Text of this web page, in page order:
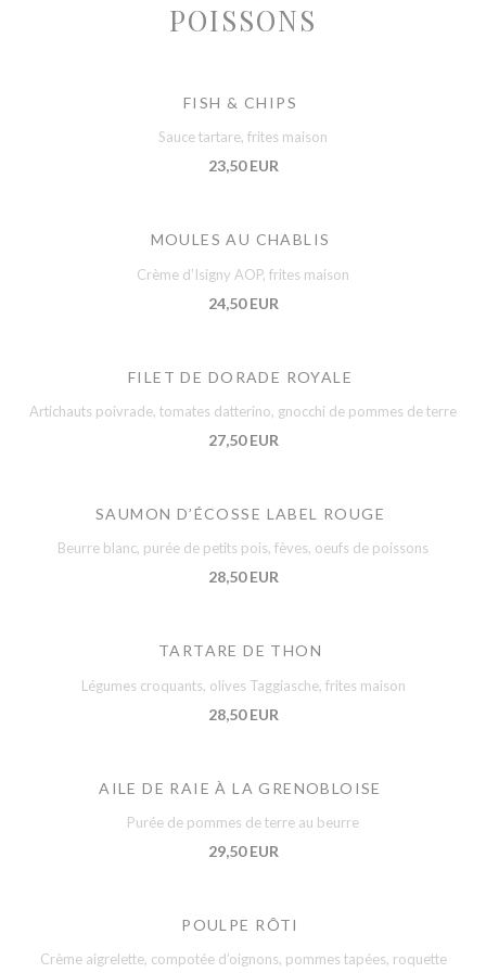
POISSONS
FISH & CHIPS
Sauce tartare, frites maison
23,50 EUR
MOULES AU CHABLIS
Crème d’Isigny AOP, frites maison
24,50 EUR
FILET DE DORADE ROYALE
Artichauts poivrade, tomates datterino, gnocchi de pommes de terre
27,50 EUR
SAUMON D’ÉCOSSE LABEL ROUGE
Beurre blanc, purée de petits pois, fèves, oeufs de poissons
28,50 EUR
TARTARE DE THON
Légumes croquants, olives Taggiasche, frites maison
28,50 EUR
AILE DE RAIE À LA GRENOBLOISE
Purée de pommes de terre au beurre
29,50 EUR
POULPE RÔTI
Crème aigrelette, compotée d’oignons, pommes tapées, roquette